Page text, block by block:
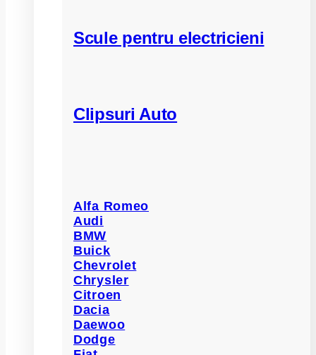
Scule pentru electricieni
Clipsuri Auto
Alfa Romeo
Audi
BMW
Buick
Chevrolet
Chrysler
Citroen
Dacia
Daewoo
Dodge